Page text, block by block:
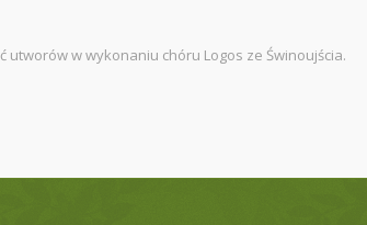
utworów w wykonaniu chóru Logos ze Świnoujścia.